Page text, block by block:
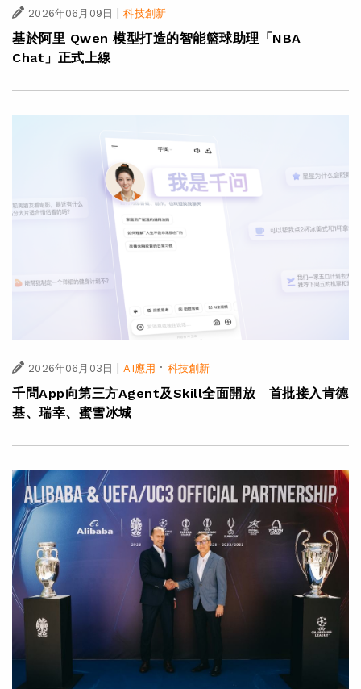
2026年06月09日 | 科技創新
基於阿里 Qwen 模型打造的智能籃球助理「NBA
Chat」正式上線
2026年06月03日 | AI應用 · 科技創新
千問App向第三方Agent及Skill全面開放 首批接入肯德
基、瑞幸、蜜雪冰城